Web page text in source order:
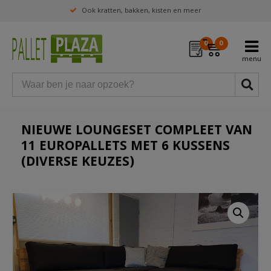
Ook kratten, bakken, kisten en meer
0 0
NIEUWE LOUNGESET COMPLEET VAN
11 EUROPALLETS MET 6 KUSSENS
(DIVERSE KEUZES)